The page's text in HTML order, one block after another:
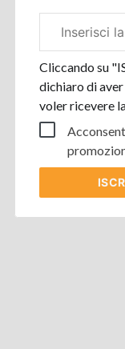
aziendale
Cliccando su
dichiaro di
voler ricevere